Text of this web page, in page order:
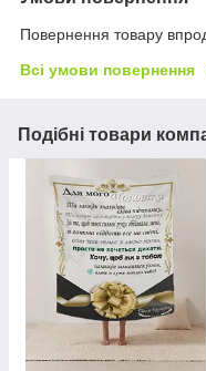
Повернення товару
Всі умови повернення
Подібні товари